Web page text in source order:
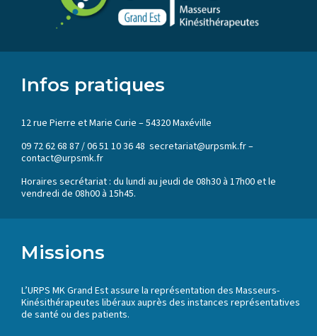
Infos pratiques
12 rue Pierre et Marie Curie – 54320 Maxéville
09 72 62 68 87 / 06 51 10 36 48 secretariat@urpsmk.fr –
contact@urpsmk.fr
Horaires secrétariat : du lundi au jeudi de 08h30 à 17h00 et le
vendredi de 08h00 à 15h45.
Missions
L’URPS MK Grand Est assure la représentation des Masseurs-
Kinésithérapeutes libéraux auprès des instances représentatives
de santé ou des patients.